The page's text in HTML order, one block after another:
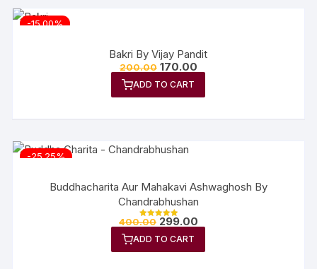
-15.00%
Bakri By Vijay Pandit
200.00 170.00
ADD TO CART
-25.25%
Buddhacharita Aur Mahakavi Ashwaghosh By
Chandrabhushan
Rated
out of 5
400.00 299.00
ADD TO CART